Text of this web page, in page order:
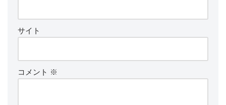
サイト
コメント ※